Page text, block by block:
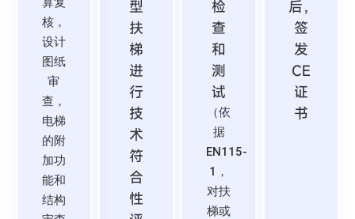
核，
设计
图纸
审
查，
电梯
的附
加功
能和
结构
型
扶
梯
进
行
技
术
符
合
性
检
查
和
测
试
（依
据
EN115-
1，
对扶
梯或
后，
签
发
CE
证
书